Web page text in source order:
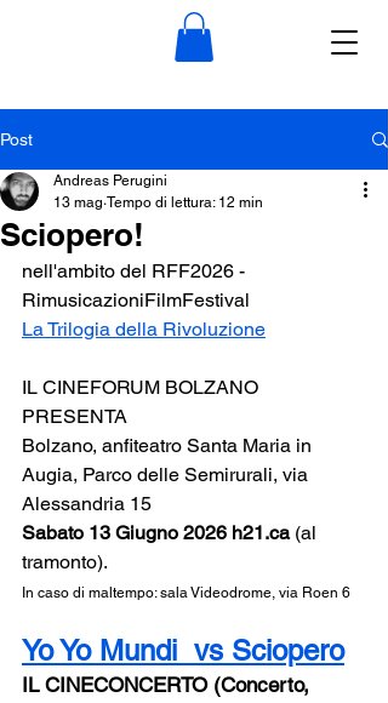
Post
Sciopero!
Andreas Perugini
13 mag Tempo di lettura: 12 min
nell'ambito del RFF2026 -
RimusicazioniFilmFestival
La Trilogia della Rivoluzione
IL CINEFORUM BOLZANO
PRESENTA
Bolzano, anfiteatro Santa Maria in
Augia, Parco delle Semirurali, via
Alessandria 15
Sabato 13 Giugno 2026 h21.ca (al
tramonto).
In caso di maltempo: sala Videodrome, via Roen 6
Yo Yo Mundi  vs Sciopero
IL CINECONCERTO (Concerto,